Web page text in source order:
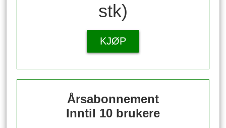
stk)
KJØP
Årsabonnement
Inntil 10 brukere